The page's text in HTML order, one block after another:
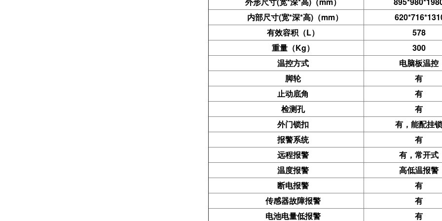
内部尺寸(宽*深*高)（mm）
有效容积（L）
578
重量（Kg）
300
温控方式
电脑板温控
脚轮
有
止动底角
有
检测孔
有
外门锁扣
有，能配挂锁
报警系统
有
远程报警
有，常开式
温度报警
高低温报警
断电报警
有
传感器故障报警
有
电池电量低报警
有